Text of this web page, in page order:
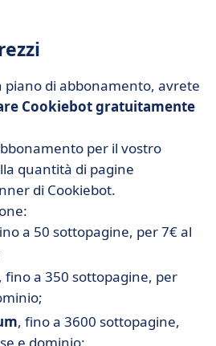
piano di abbonamento, avrete
Cookiebot gratuitamente
per il vostro
quantità di pagine
di Cookiebot.
a 50 sottopagine, per 7€ al
, fino a 350 sottopagine, per
, fino a 3600 sottopagine,